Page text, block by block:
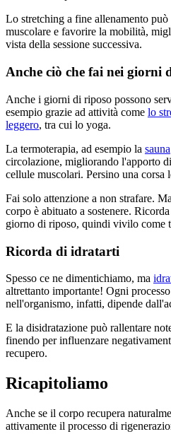
Lo stretching a fine allenamento
muscolare e favorire la mobilità,
vista della sessione successiva.
Anche ciò che fai nei giorni
Anche i giorni di riposo possono
esempio grazie ad attività come lo
leggero, tra cui lo yoga.
La termoterapia, ad esempio la sauna
circolazione, migliorando l'apporto
cellule muscolari. Persino una corsa
Fai solo attenzione a non strafare.
corpo è abituato a sostenere.
giorno di riposo, quindi vivilo come
Ricorda di idratarti
Spesso ce ne dimentichiamo, ma
altrettanto importante! Ogni
nell'organismo, infatti, dipende
E la disidratazione può rallentare
finendo per influenzare
recupero.
Ricapitoliamo
Anche se il corpo recupera
attivamente il processo di